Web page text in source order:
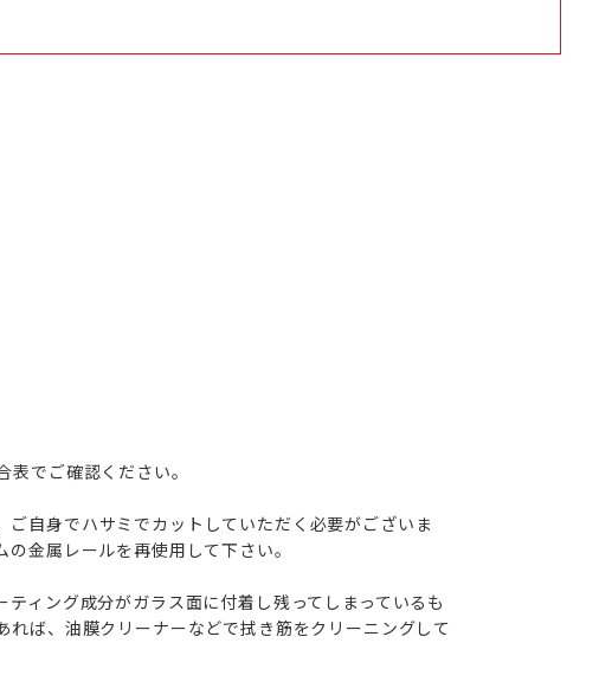
表でご確認ください。
自身でハサミでカットしていただく必要がございま
金属レールを再使用して下さい。
ィング成分がガラス面に付着し残ってしまっているも
ば、油膜クリーナーなどで拭き筋をクリーニングして